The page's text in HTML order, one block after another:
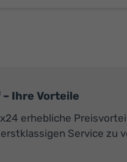
Ihre Vorteile
erhebliche
Service zu